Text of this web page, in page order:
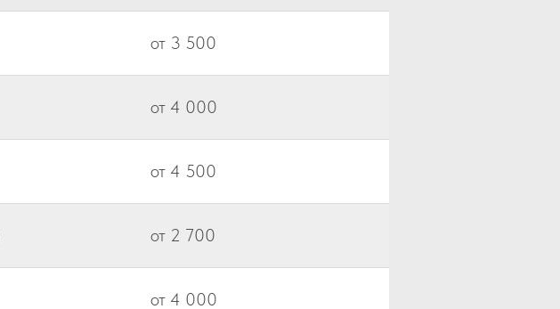
от 3 500
от 4 000
от 4 500
от 2 700
от 4 000